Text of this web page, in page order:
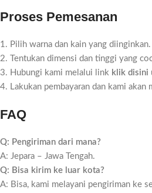
Proses Pemesanan
1. Pilih warna dan kain yang diinginkan.
2. Tentukan dimensi dan tinggi yang
3. Hubungi kami melalui link klik disini
4. Lakukan pembayaran dan kami akan
FAQ
Q: Pengiriman dari mana?
A: Jepara – Jawa Tengah.
Q: Bisa kirim ke luar kota?
A: Bisa, kami melayani pengiriman ke